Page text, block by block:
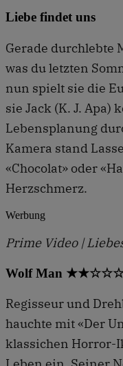
Liebe findet uns
Gerade durchlebte
was du letzten
nun spielt sie die
sie Jack (K. J. Apa)
Lebensplanung
Kamera stand
«Chocolat» oder
Herzschmerz.
Werbung
Prime Video |
Wolf Man
Regisseur und
hauchte mit «Der
klassichen Horror-